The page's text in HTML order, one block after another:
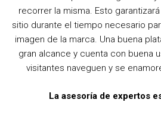
recorrer la misma. Esto
sitio durante el tiempo necesario
imagen de la marca. Una buena
gran alcance y cuenta con buena
visitantes naveguen y se
La asesoría de expertos